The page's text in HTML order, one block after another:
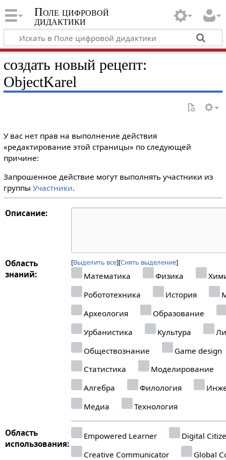
Поле цифровой
дидактики
создать новый рецепт:
ObjectKarel
У вас нет прав на выполнение действия
«редактирование этой страницы» по следующей
причине:
Запрошенное действие могут выполнять участники из
группы Участники.
Описание:
Область
знаний:
Выделить все Снять выделение
Математика Физика
Робототехника
История
Археология
Образование
Урбанистика
Культура
Обществознание
Game design
Статистика
Моделирование
Алгебра
Филология
Медиа
Технология
Область
использования:
Empowered Learner
Digital
Creative Communicator
Global